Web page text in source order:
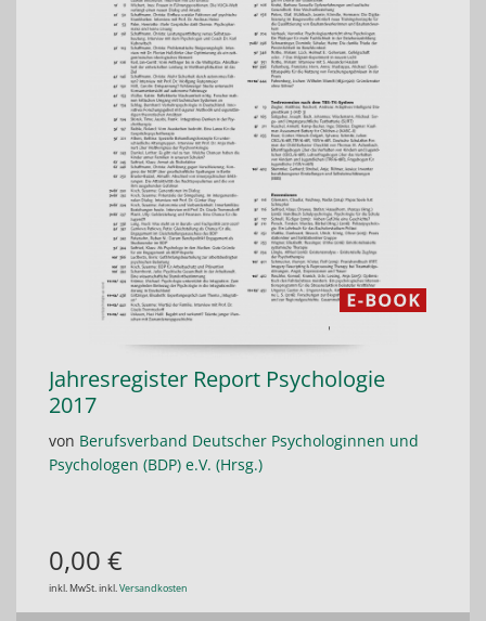
Jahresregister Report Psychologie
2017
von Berufsverband Deutscher Psychologinnen und
Psychologen (BDP) e.V. (Hrsg.)
0,00 €
inkl. MwSt. inkl.Versandkosten